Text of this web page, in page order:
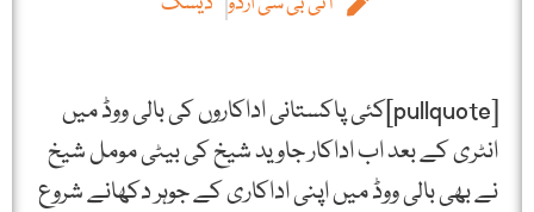
[pullquote]کئی پاکستانی اداکاروں کی بالی ووڈ میں
انٹری کے بعد اب اداکار جاوید شیخ کی بیٹی مومل شیخ
نے بھی بالی ووڈ میں اپنی اداکاری کے جوہر دکھانے شروع